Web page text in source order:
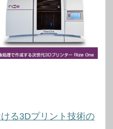
る3Dプリント技術の